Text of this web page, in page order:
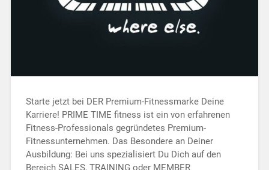
Starte jetzt bei DER Premium-Fitnessmarke Deine
Karriere! PRIME TIME fitness ist ein von erfahrenen
Fitness-Professionals gegründetes Premium-
Fitnessunternehmen. Das Besondere an Deiner
Ausbildung: Bei uns spezialisiert Du Dich auf den
Bereich SALES, TRAINING oder MEMBER